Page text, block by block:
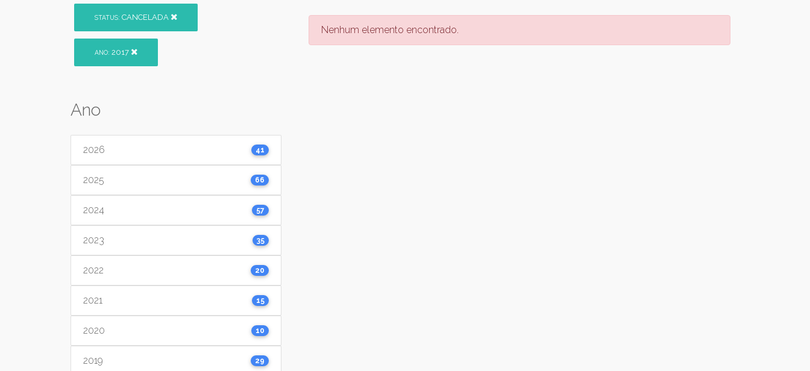
STATUS: CANCELADA
ANO: 2017
Ano
2026 41
2025 66
2024 57
2023 35
2022 20
2021 15
2020 10
2019 29
Nenhum elemento encontrado.